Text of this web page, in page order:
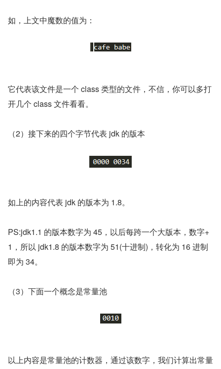
如，上文中魔数的值为：
它代表该文件是一个 class 类型的文件，不信，你可以多打
开几个 class 文件看看。
（2）接下来的四个字节代表 jdk 的版本
如上的内容代表 jdk 的版本为 1.8。
PS:jdk1.1 的版本数字为 45，以后每跨一个大版本，数字+
1，所以 jdk1.8 的版本数字为 51(十进制)，转化为 16 进制
即为 34。
（3）下面一个概念是常量池
以上内容是常量池的计数器，通过该数字，我们计算出常量